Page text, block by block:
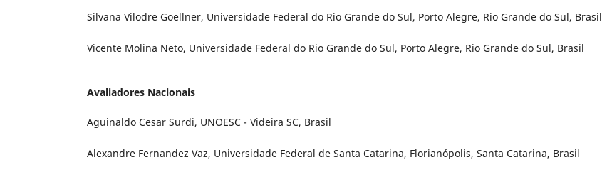
Silvana Vilodre Goellner, Universidade Federal do Rio Grande do Sul, Porto Alegre, Rio Grande do Sul, Brasil
Vicente Molina Neto, Universidade Federal do Rio Grande do Sul, Porto Alegre, Rio Grande do Sul, Brasil
Avaliadores Nacionais
Aguinaldo Cesar Surdi, UNOESC - Videira SC, Brasil
Alexandre Fernandez Vaz, Universidade Federal de Santa Catarina, Florianópolis, Santa Catarina, Brasil